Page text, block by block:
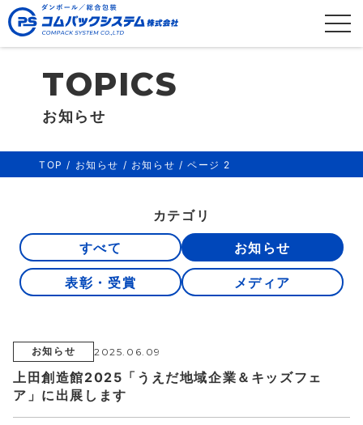
お知らせ
TOP / お知らせ / お知らせ /ページ 2
カテゴリ
すべて
お知らせ
表彰・受賞 メディア
お知らせ 2025.06.09
上田創造館2025「うえだ地域企業＆キッズフェ
ア」に出展します